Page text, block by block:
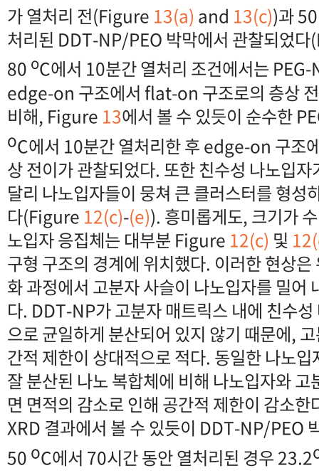
가 열처리 전(Figure 13(a) and 13(c))과
처리된 DDT-NP/PEO 박막에서 관찰되었
80 oC에서 10분간 열처리 조건에서는
edge-on 구조에서 flat-on 구조로의 층상
비해, Figure 13에서 볼 수 있듯이 순수한
oC에서 10분간 열처리한 후 edge-on 구조
상 전이가 관찰되었다. 또한 친수성 나노입
달리 나노입자들이 뭉쳐 큰 클러스터를 형성
다(Figure 12(c)-(e)). 흥미롭게도, 크기가
노입자 응집체는 대부분 Figure 12(c) 및
구형 구조의 경계에 위치했다. 이러한 현상
화 과정에서 고분자 사슬이 나노입자를 밀어
다. DDT-NP가 고분자 매트릭스 내에 친수
으로 균일하게 분산되어 있지 않기 때문에,
간적 제한이 상대적으로 적다. 동일한 나노
잘 분산된 나노 복합체에 비해 나노입자와
면 면적의 감소로 인해 공간적 제한이 감소
XRD 결과에서 볼 수 있듯이 DDT-NP/PEO
50 oC에서 70시간 동안 열처리된 경우 23.2